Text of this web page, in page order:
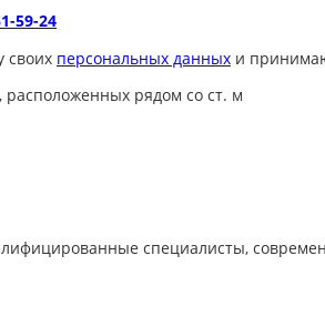
59-24
своих персональных данных и
расположенных рядом со ст. м
специалисты,